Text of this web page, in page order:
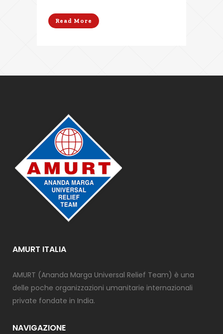
Read More
AMURT ITALIA
AMURT (Ananda Marga Universal Relief Team) è una
delle poche organizzazioni umanitarie internazionali
private fondate in India.
NAVIGAZIONE